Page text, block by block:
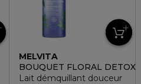
MELVITA
BOUQUET FLORAL DETOX
Lait démquillant douceur